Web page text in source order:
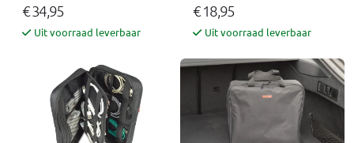
€ 34,95
Uit voorraad leverbaar
€ 18,95
Uit voorraad leverbaar